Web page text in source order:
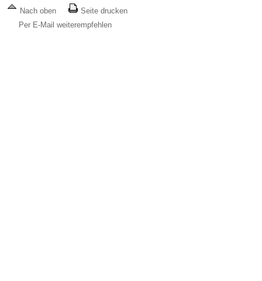
Nach oben
Seite drucken
Per E-Mail weiterempfehlen